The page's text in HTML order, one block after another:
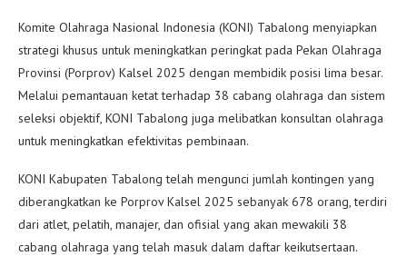
Komite Olahraga Nasional Indonesia (KONI) Tabalong menyiapkan
strategi khusus untuk meningkatkan peringkat pada Pekan Olahraga
Provinsi (Porprov) Kalsel 2025 dengan membidik posisi lima besar.
Melalui pemantauan ketat terhadap 38 cabang olahraga dan sistem
seleksi objektif, KONI Tabalong juga melibatkan konsultan olahraga
untuk meningkatkan efektivitas pembinaan.
KONI Kabupaten Tabalong telah mengunci jumlah kontingen yang
diberangkatkan ke Porprov Kalsel 2025 sebanyak 678 orang, terdiri
dari atlet, pelatih, manajer, dan ofisial yang akan mewakili 38
cabang olahraga yang telah masuk dalam daftar keikutsertaan.